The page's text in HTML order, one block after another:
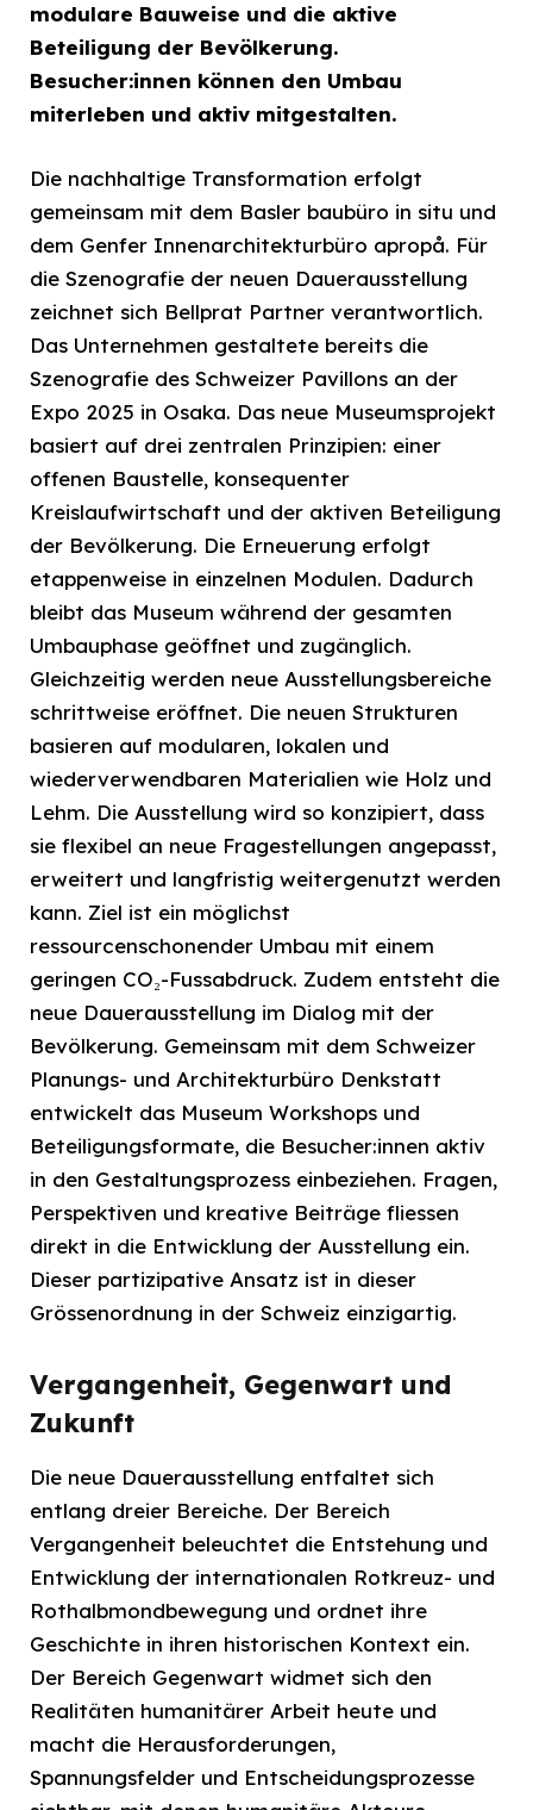
modulare Bauweise und die aktive
Beteiligung der Bevölkerung.
Besucher:innen können den Umbau
miterleben und aktiv mitgestalten.
Die nachhaltige Transformation erfolgt
gemeinsam mit dem Basler baubüro in situ und
dem Genfer Innenarchitekturbüro apropå. Für
die Szenografie der neuen Dauerausstellung
zeichnet sich Bellprat Partner verantwortlich.
Das Unternehmen gestaltete bereits die
Szenografie des Schweizer Pavillons an der
Expo 2025 in Osaka. Das neue Museumsprojekt
basiert auf drei zentralen Prinzipien: einer
offenen Baustelle, konsequenter
Kreislaufwirtschaft und der aktiven Beteiligung
der Bevölkerung. Die Erneuerung erfolgt
etappenweise in einzelnen Modulen. Dadurch
bleibt das Museum während der gesamten
Umbauphase geöffnet und zugänglich.
Gleichzeitig werden neue Ausstellungsbereiche
schrittweise eröffnet. Die neuen Strukturen
basieren auf modularen, lokalen und
wiederverwendbaren Materialien wie Holz und
Lehm. Die Ausstellung wird so konzipiert, dass
sie flexibel an neue Fragestellungen angepasst,
erweitert und langfristig weitergenutzt werden
kann. Ziel ist ein möglichst
ressourcenschonender Umbau mit einem
geringen CO₂-Fussabdruck. Zudem entsteht die
neue Dauerausstellung im Dialog mit der
Bevölkerung. Gemeinsam mit dem Schweizer
Planungs- und Architekturbüro Denkstatt
entwickelt das Museum Workshops und
Beteiligungsformate, die Besucher:innen aktiv
in den Gestaltungsprozess einbeziehen. Fragen,
Perspektiven und kreative Beiträge fliessen
direkt in die Entwicklung der Ausstellung ein.
Dieser partizipative Ansatz ist in dieser
Grössenordnung in der Schweiz einzigartig.
Vergangenheit, Gegenwart und
Zukunft
Die neue Dauerausstellung entfaltet sich
entlang dreier Bereiche. Der Bereich
Vergangenheit beleuchtet die Entstehung und
Entwicklung der internationalen Rotkreuz- und
Rothalbmondbewegung und ordnet ihre
Geschichte in ihren historischen Kontext ein.
Der Bereich Gegenwart widmet sich den
Realitäten humanitärer Arbeit heute und
macht die Herausforderungen,
Spannungsfelder und Entscheidungsprozesse